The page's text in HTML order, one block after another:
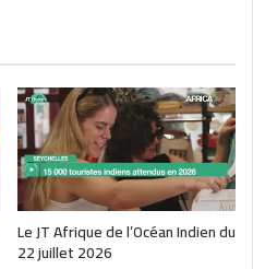
Le JT Afrique de l’Océan Indien du
22 juillet 2026